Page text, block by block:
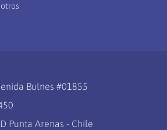
Bulnes #01855
Punta Arenas - Chile